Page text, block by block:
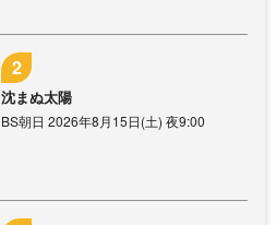
沈まぬ太陽
BS朝日 2026年8月15日(土) 夜9:00